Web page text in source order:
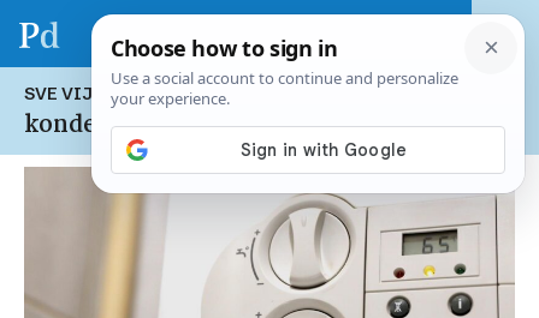
SVE VIJESTI NA TEMU:
kondenzacijski bojler